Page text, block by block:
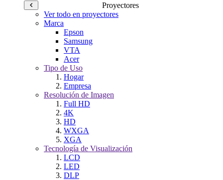
Proyectores
Ver todo en proyectores
Marca
Epson
Samsung
VTA
Acer
Tipo de Uso
Hogar
Empresa
Resolución de Imagen
Full HD
4K
HD
WXGA
XGA
Tecnología de Visualización
LCD
LED
DLP